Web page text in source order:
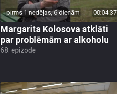
pirms 1 nedēļas, 6 dienām 00:04:37
Margarita Kolosova atklāti
par problēmām ar alkoholu
68. epizode